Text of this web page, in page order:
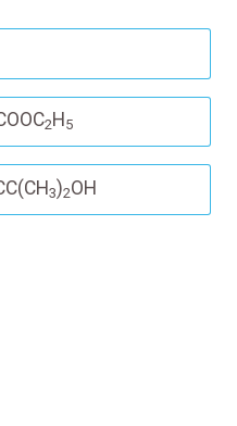
2H5
3)2OH